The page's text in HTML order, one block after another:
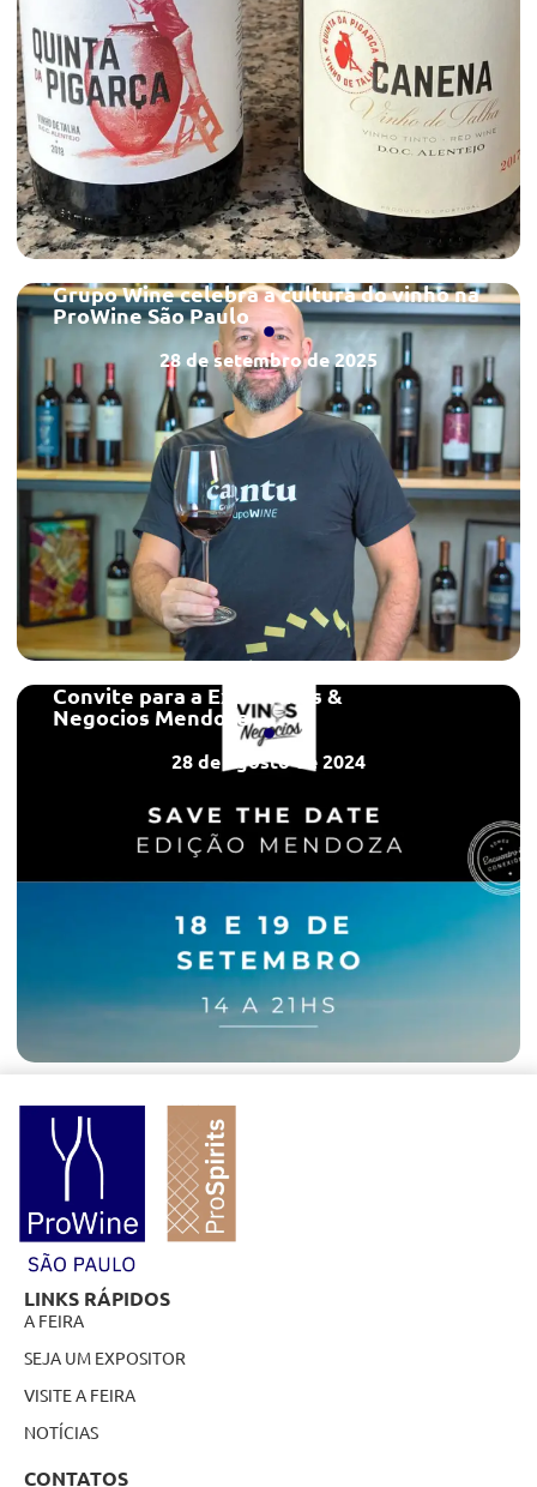
Grupo Wine celebra a cultura do vinho na
ProWine São Paulo
28 de setembro de 2025
Convite para a Expo Vinos &
Negocios Mendoza
28 de agosto de 2024
LINKS RÁPIDOS
A FEIRA
SEJA UM EXPOSITOR
VISITE A FEIRA
NOTÍCIAS
CONTATOS